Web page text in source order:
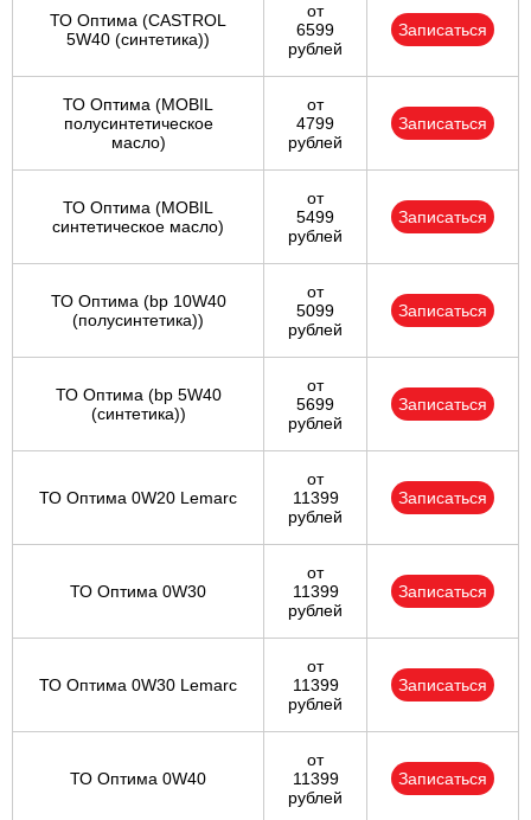
ТО Оптима (CASTROL
5W40 (синтетика))
от
6599
рублей
Записаться
ТО Оптима (MOBIL
полусинтетическое
масло)
от
4799
рублей
Записаться
ТО Оптима (MOBIL
синтетическое масло)
от
5499
рублей
Записаться
ТО Оптима (bp 10W40
(полусинтетика))
от
5099
рублей
Записаться
ТО Оптима (bp 5W40
(синтетика))
от
5699
рублей
Записаться
ТО Оптима 0W20 Lemarc
от
11399
рублей
Записаться
ТО Оптима 0W30
от
11399
рублей
Записаться
ТО Оптима 0W30 Lemarc
от
11399
рублей
Записаться
ТО Оптима 0W40
от
11399
рублей
Записаться